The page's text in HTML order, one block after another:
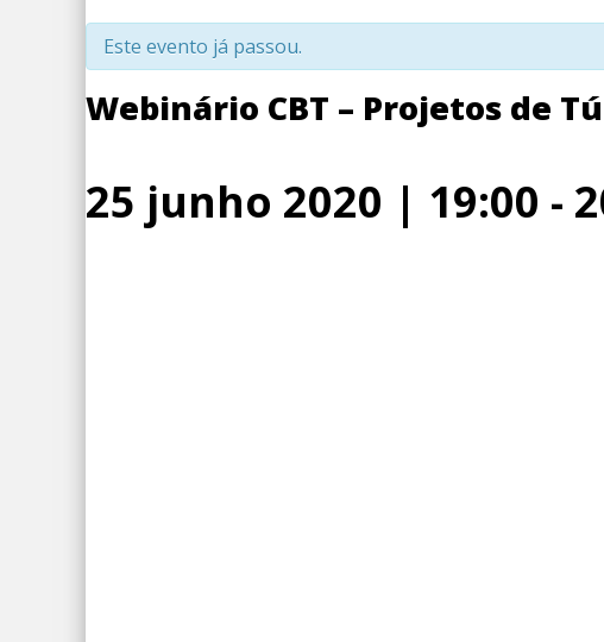
Este evento já passou.
Webinário CBT – Projetos de
25 junho 2020 | 19:00 -